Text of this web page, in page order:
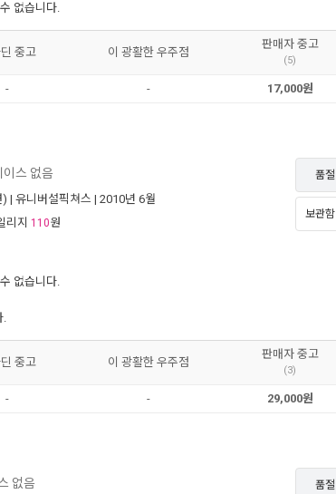
없습니다.
중고 이 광활한 우주점
판매자 중고
(5)
- - 17,000원
이스 없음
) | 유니버설픽쳐스 | 2010년 6월
리지 110원
없습니다.
.
품절
보관함
중고 이 광활한 우주점
판매자 중고
(3)
- - 29,000원
없음 품절